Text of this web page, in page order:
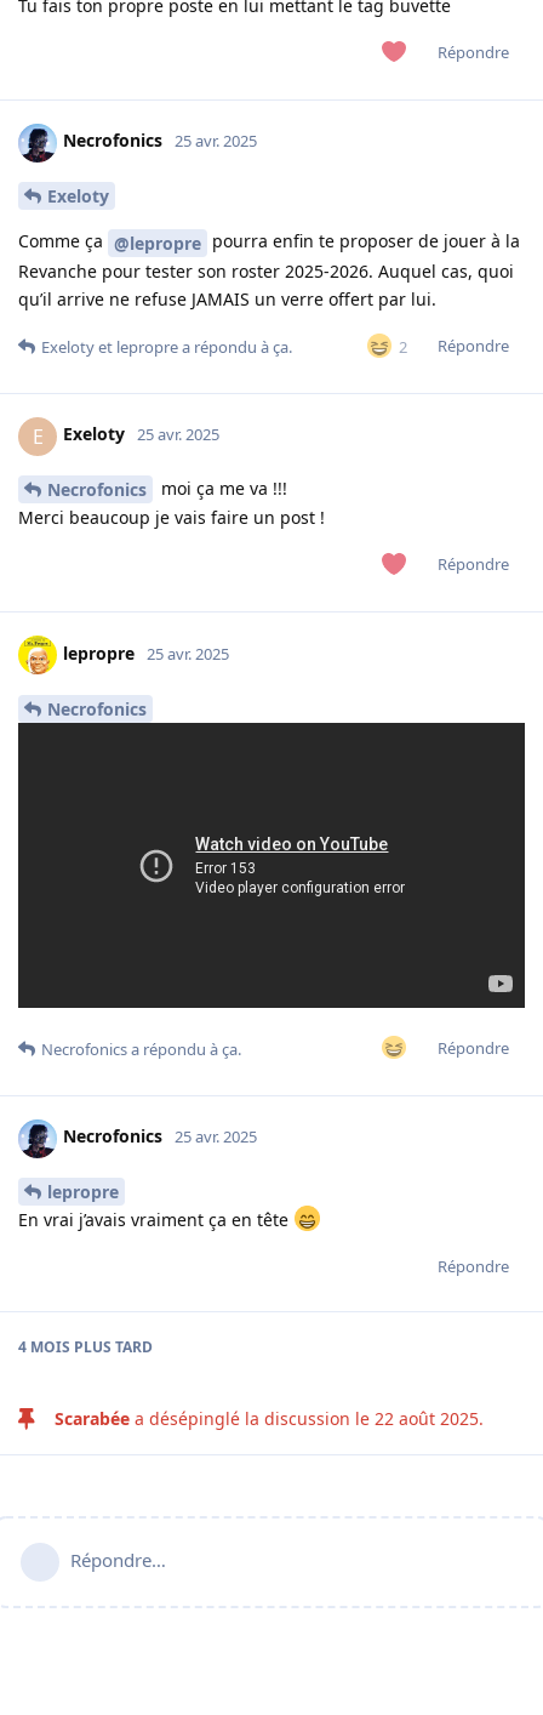
Tu fais ton propre poste en lui mettant le tag buvette
Répondre
Necrofonics 25 avr. 2025
Exeloty
Comme ça @lepropre pourra enfin te proposer de jouer à la
Revanche pour tester son roster 2025-2026. Auquel cas, quoi
qu’il arrive ne refuse JAMAIS un verre offert par lui.
2 Répondre
Exelotyet leproprea répondu à ça.
E Exeloty 25 avr. 2025
Necrofonics
moi ça me va !!!
Merci beaucoup je vais faire un post !
Répondre
lepropre 25 avr. 2025
Necrofonics
Répondre
Necrofonicsa répondu à ça.
Necrofonics 25 avr. 2025
lepropre
En vrai j’avais vraiment ça en tête
Répondre
4 MOIS PLUS TARD
Scarabée a désépinglé la discussion le 22 août 2025.
Répondre…